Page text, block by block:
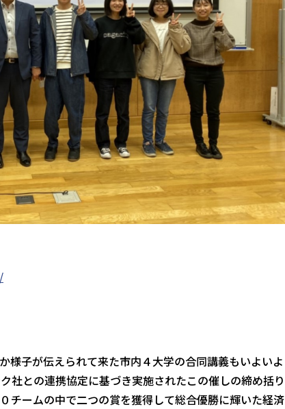
様子が伝えられて来た市内４大学の合同講義もいよいよ
社との連携協定に基づき実施されたこの催しの締め括り
チームの中で二つの賞を獲得して総合優勝に輝いた経済